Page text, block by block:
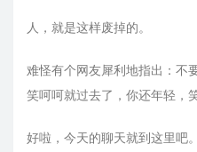
人，就是这样废掉的。
难怪有个网友犀利地指出：不
笑呵呵就过去了，你还年轻，
好啦，今天的聊天就到这里吧。